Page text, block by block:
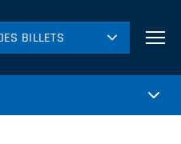
BILLETS
BILLETS